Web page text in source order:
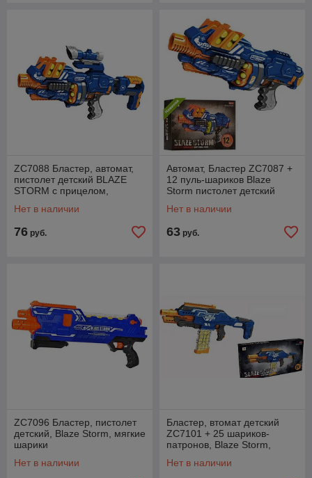
ZC7088 Бластер, автомат,
пистолет детский BLAZE
STORM с прицелом,
шариками, 12 шариков
Нет в наличии
76 руб.
Автомат, Бластер ZC7087 +
12 пуль-шариков Blaze
Storm пистолет детский
(Нерф)
Нет в наличии
63 руб.
ZC7096 Бластер, пистолет
детский, Blaze Storm, мягкие
шарики
Нет в наличии
Бластер, втомат детский
ZC7101 + 25 шариков-
патронов, Blaze Storm,
на батарейках
Нет в наличии